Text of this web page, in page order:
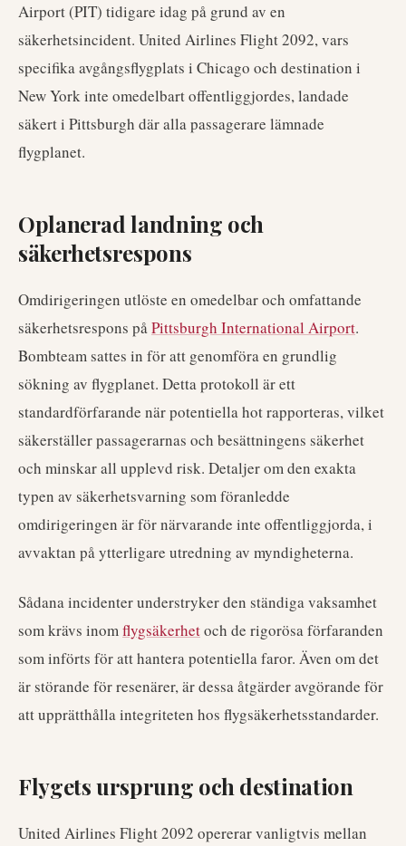
Airport (PIT) tidigare idag på grund av en
säkerhetsincident. United Airlines Flight 2092, vars
specifika avgångsflygplats i Chicago och destination i
New York inte omedelbart offentliggjordes, landade
säkert i Pittsburgh där alla passagerare lämnade
flygplanet.
Oplanerad landning och
säkerhetsrespons
Omdirigeringen utlöste en omedelbar och omfattande
säkerhetsrespons påPittsburgh International Airport.
Bombteam sattes in för att genomföra en grundlig
sökning av flygplanet. Detta protokoll är ett
standardförfarande när potentiella hot rapporteras, vilket
säkerställer passagerarnas och besättningens säkerhet
och minskar all upplevd risk. Detaljer om den exakta
typen av säkerhetsvarning som föranledde
omdirigeringen är för närvarande inte offentliggjorda, i
avvaktan på ytterligare utredning av myndigheterna.
Sådana incidenter understryker den ständiga vaksamhet
som krävs inomflygsäkerhetoch de rigorösa förfaranden
som införts för att hantera potentiella faror. Även om det
är störande för resenärer, är dessa åtgärder avgörande för
att upprätthålla integriteten hos flygsäkerhetsstandarder.
Flygets ursprung och destination
United Airlines Flight 2092 opererar vanligtvis mellan